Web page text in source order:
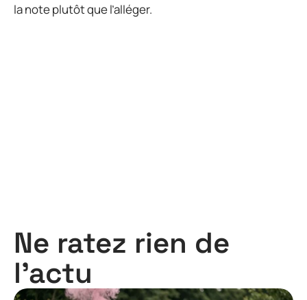
la note plutôt que l’alléger.
Ne ratez rien de
l'actu